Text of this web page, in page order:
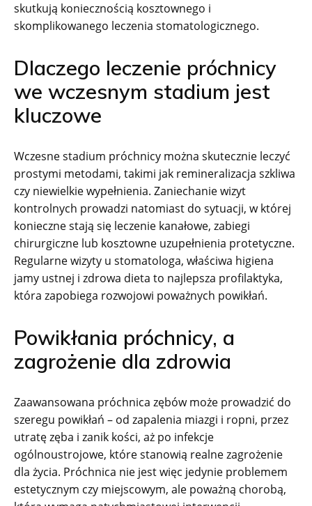
skutkują koniecznością kosztownego i
skomplikowanego leczenia stomatologicznego.
Dlaczego leczenie próchnicy
we wczesnym stadium jest
kluczowe
Wczesne stadium próchnicy można skutecznie leczyć
prostymi metodami, takimi jak remineralizacja szkliwa
czy niewielkie wypełnienia. Zaniechanie wizyt
kontrolnych prowadzi natomiast do sytuacji, w której
konieczne stają się leczenie kanałowe, zabiegi
chirurgiczne lub kosztowne uzupełnienia protetyczne.
Regularne wizyty u stomatologa, właściwa higiena
jamy ustnej i zdrowa dieta to najlepsza profilaktyka,
która zapobiega rozwojowi poważnych powikłań.
Powikłania próchnicy, a
zagrożenie dla zdrowia
Zaawansowana próchnica zębów może prowadzić do
szeregu powikłań – od zapalenia miazgi i ropni, przez
utratę zęba i zanik kości, aż po infekcje
ogólnoustrojowe, które stanowią realne zagrożenie
dla życia. Próchnica nie jest więc jedynie problemem
estetycznym czy miejscowym, ale poważną chorobą,